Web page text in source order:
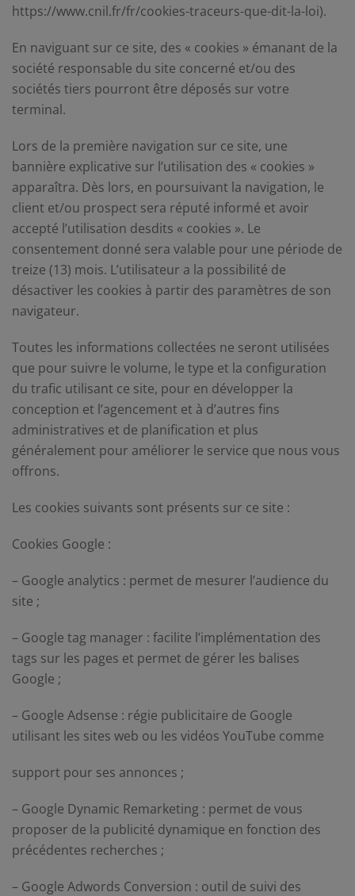
https://www.cnil.fr/fr/cookies-traceurs-que-dit-la-loi).
En naviguant sur ce site, des « cookies » émanant de la
société responsable du site concerné et/ou des
sociétés tiers pourront être déposés sur votre
terminal.
Lors de la première navigation sur ce site, une
bannière explicative sur l’utilisation des « cookies »
apparaîtra. Dès lors, en poursuivant la navigation, le
client et/ou prospect sera réputé informé et avoir
accepté l’utilisation desdits « cookies ». Le
consentement donné sera valable pour une période de
treize (13) mois. L’utilisateur a la possibilité de
désactiver les cookies à partir des paramètres de son
navigateur.
Toutes les informations collectées ne seront utilisées
que pour suivre le volume, le type et la configuration
du trafic utilisant ce site, pour en développer la
conception et l’agencement et à d’autres fins
administratives et de planification et plus
généralement pour améliorer le service que nous vous
offrons.
Les cookies suivants sont présents sur ce site :
Cookies Google :
– Google analytics : permet de mesurer l’audience du
site ;
– Google tag manager : facilite l’implémentation des
tags sur les pages et permet de gérer les balises
Google ;
– Google Adsense : régie publicitaire de Google
utilisant les sites web ou les vidéos YouTube comme
support pour ses annonces ;
– Google Dynamic Remarketing : permet de vous
proposer de la publicité dynamique en fonction des
précédentes recherches ;
– Google Adwords Conversion : outil de suivi des